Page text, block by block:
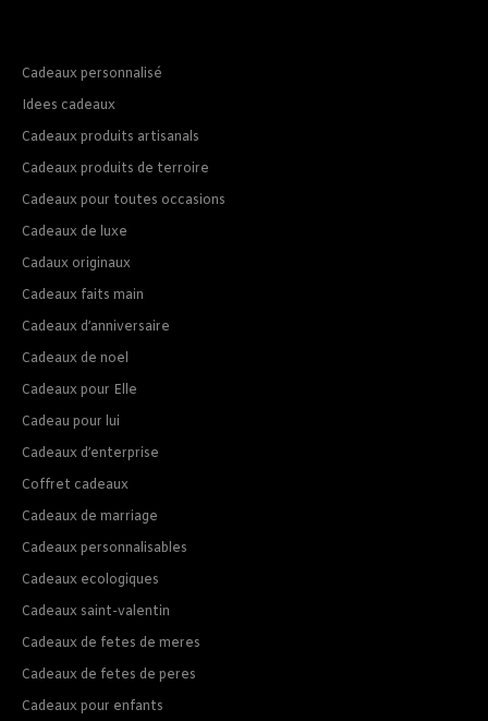
Cadeaux personnalisé
Idees cadeaux
Cadeaux produits artisanals
Cadeaux produits de terroire
Cadeaux pour toutes occasions
Cadeaux de luxe
Cadaux originaux
Cadeaux faits main
Cadeaux d’anniversaire
Cadeaux de noel
Cadeaux pour Elle
Cadeau pour lui
Cadeaux d’enterprise
Coffret cadeaux
Cadeaux de marriage
Cadeaux personnalisables
Cadeaux ecologiques
Cadeaux saint-valentin
Cadeaux de fetes de meres
Cadeaux de fetes de peres
Cadeaux pour enfants